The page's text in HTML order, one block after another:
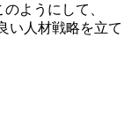
ようにして、
い人材戦略を立て